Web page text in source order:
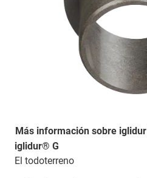
iglidur® G
El todoterreno
Más información sobre iglidur